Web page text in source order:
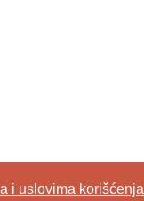
i uslovima korišćenja